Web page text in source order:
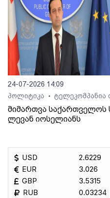
24-07-2026 14:09
პოლიტიკა
• ტელეკომპანია
მიმართვა
ლევან იოსელიანს
USD
EUR
GBP
RUB
2.6229
3.026
3.5315
0.03234